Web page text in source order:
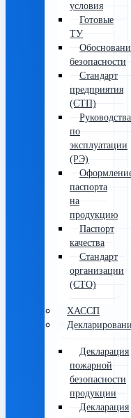
условия
Готовые
ТУ
безопасности
Стандарт
предприятия
(СТП)
Руководства
по
эксплуатации
(РЭ)
паспорта
на
продукцию
Паспорт
качества
Стандарт
организации
(СТО)
ХАССП
Декларация
пожарной
безопасности
продукции
Декларация